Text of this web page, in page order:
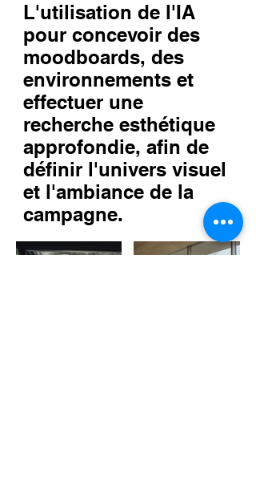
L'utilisation de l'IA
pour concevoir des
moodboards, des
environnements et
effectuer une
recherche esthétique
approfondie, afin de
définir l'univers visuel
et l'ambiance de la
campagne.